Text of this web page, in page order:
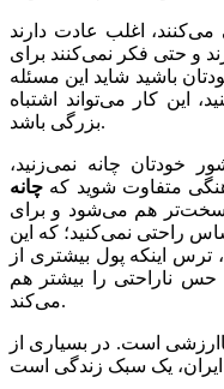
اغلب عادت دارند
و حتی فکر نمی‌کنند برای
باشید شاید این مسئله
این کار می‌تواند اشتباه
بزرگی باشد.
خودتان چانه نمی‌زنید،
متفاوت شوید که چانه
سخت‌تر هم می‌شود و برای
راحتی نمی‌کنید؛ که این
ترس اینکه پول بیشتری از
حس ناراحتی را بیشتر هم
می‌کند.
است. در بسیاری از